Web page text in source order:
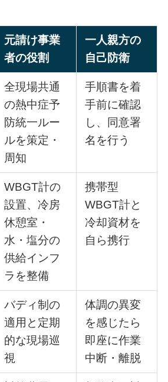
元請け事業
者の役割
一人親方の
自己防衛
全現場共通
の熱中症予
防統一ルー
ルを策定・
周知
手順書を着
手前に確認
し、同意署
名を行う
WBGT計の
設置、冷房
休憩室・
水・塩分の
供給インフ
ラを整備
携帯型
WBGT計と
冷却資材を
自ら携行
バディ制の
適用と定期
的な現場巡
視
体調の異変
を感じたら
即座に作業
中断・離脱